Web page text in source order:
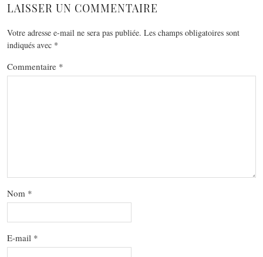
LAISSER UN COMMENTAIRE
Votre adresse e-mail ne sera pas publiée. Les champs obligatoires sont
indiqués avec *
Commentaire *
Nom *
E-mail *